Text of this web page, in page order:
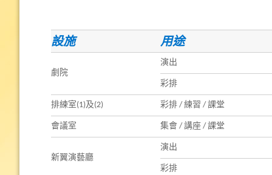
設施 用途
劇院
演出
彩排
排練室(1)及(2) 彩排 / 練習 / 課堂
會議室 集會 / 講座 / 課堂
新翼演藝廳
演出
彩排